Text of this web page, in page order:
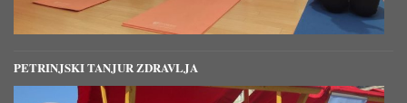
PETRINJSKI TANJUR ZDRAVLJA